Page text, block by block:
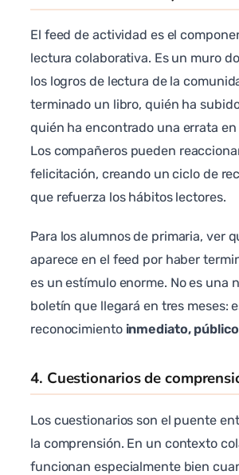
El feed de actividad es el
lectura colaborativa. Es un muro
los logros de lectura de la
terminado un libro, quién ha
quién ha encontrado una errata en
Los compañeros pueden
felicitación, creando un ciclo de
que refuerza los hábitos lectores.
Para los alumnos de primaria, ver
aparece en el feed por haber
es un estímulo enorme. No es una
boletín que llegará en tres meses:
reconocimiento inmediato,
4. Cuestionarios de
Los cuestionarios son el puente
la comprensión. En un contexto
funcionan especialmente bien